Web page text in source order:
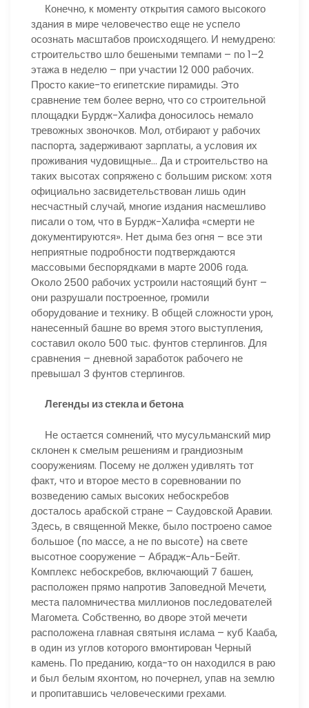
Конечно, к моменту открытия самого высокого
здания в мире человечество еще не успело
осознать масштабов происходящего. И немудрено:
строительство шло бешеными темпами – по 1–2
этажа в неделю – при участии 12 000 рабочих.
Просто какие-то египетские пирамиды. Это
сравнение тем более верно, что со строительной
площадки Бурдж-Халифа доносилось немало
тревожных звоночков. Мол, отбирают у рабочих
паспорта, задерживают зарплаты, а условия их
проживания чудовищные… Да и строительство на
таких высотах сопряжено с большим риском: хотя
официально засвидетельствован лишь один
несчастный случай, многие издания насмешливо
писали о том, что в Бурдж-Халифа «смерти не
документируются». Нет дыма без огня – все эти
неприятные подробности подтверждаются
массовыми беспорядками в марте 2006 года.
Около 2500 рабочих устроили настоящий бунт –
они разрушали построенное, громили
оборудование и технику. В общей сложности урон,
нанесенный башне во время этого выступления,
составил около 500 тыс. фунтов стерлингов. Для
сравнения – дневной заработок рабочего не
превышал 3 фунтов стерлингов.
Легенды из стекла и бетона
Не остается сомнений, что мусульманский мир
склонен к смелым решениям и грандиозным
сооружениям. Посему не должен удивлять тот
факт, что и второе место в соревновании по
возведению самых высоких небоскребов
досталось арабской стране – Саудовской Аравии.
Здесь, в священной Мекке, было построено самое
большое (по массе, а не по высоте) на свете
высотное сооружение – Абрадж-Аль-Бейт.
Комплекс небоскребов, включающий 7 башен,
расположен прямо напротив Заповедной Мечети,
места паломничества миллионов последователей
Магомета. Собственно, во дворе этой мечети
расположена главная святыня ислама – куб Кааба,
в один из углов которого вмонтирован Черный
камень. По преданию, когда-то он находился в раю
и был белым яхонтом, но почернел, упав на землю
и пропитавшись человеческими грехами.